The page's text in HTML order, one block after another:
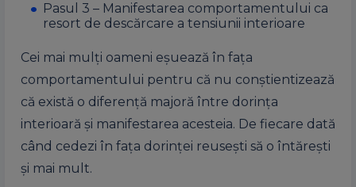
Pasul 3 – Manifestarea comportamentului ca
resort de descărcare a tensiunii interioare
Cei mai mulţi oameni eşuează în faţa
comportamentului pentru că nu conştientizează
că există o diferenţă majoră între dorinţa
interioară şi manifestarea acesteia. De fiecare dată
când cedezi în faţa dorinţei reuseşti să o întăreşti
şi mai mult.